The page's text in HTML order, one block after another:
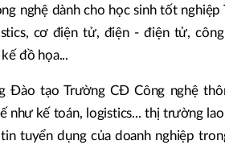
nghệ dành cho học sinh tốt nghiệp
cơ điện tử, điện - điện tử,
đồ họa...
Đào tạo Trường CĐ Công nghệ
như kế toán, logistics... thị trường
tuyển dụng của doanh nghiệp